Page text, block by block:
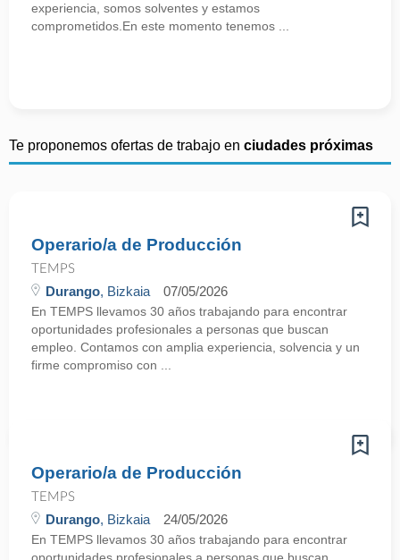
experiencia, somos solventes y estamos
comprometidos.En este momento tenemos ...
Te proponemos ofertas de trabajo en ciudades próximas
Operario/a de Producción
TEMPS
Durango, Bizkaia 07/05/2026
En TEMPS llevamos 30 años trabajando para encontrar
oportunidades profesionales a personas que buscan
empleo. Contamos con amplia experiencia, solvencia y un
firme compromiso con ...
Operario/a de Producción
TEMPS
Durango, Bizkaia 24/05/2026
En TEMPS llevamos 30 años trabajando para encontrar